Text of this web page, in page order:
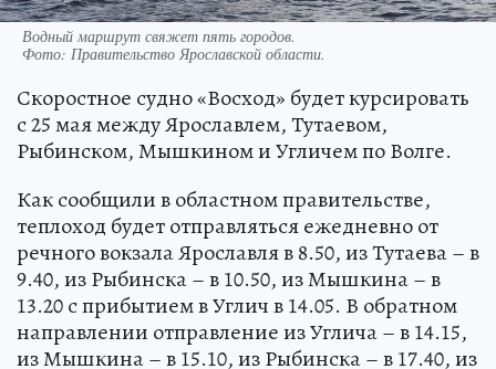
Водный маршрут свяжет пять городов.
Фото: Правительство Ярославской области.
Скоростное судно «Восход» будет курсировать
с 25 мая между Ярославлем, Тутаевом,
Рыбинском, Мышкином и Угличем по Волге.
Как сообщили в областном правительстве,
теплоход будет отправляться ежедневно от
речного вокзала Ярославля в 8.50, из Тутаева – в
9.40, из Рыбинска – в 10.50, из Мышкина – в
13.20 с прибытием в Углич в 14.05. В обратном
направлении отправление из Углича – в 14.15,
из Мышкина – в 15.10, из Рыбинска – в 17.40, из